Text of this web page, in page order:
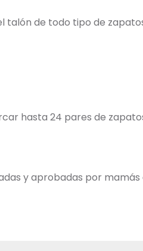
de todo tipo de
hasta 24 pares de
y aprobadas por mamás